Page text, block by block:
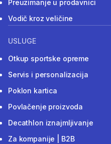
Preuzimanje u prodavnici
Vodič kroz veličine
USLUGE
Otkup sportske opreme
Servis i personalizacija
Poklon kartica
Povlačenje proizvoda
Decathlon iznajmljivanje
Za kompanije | B2B